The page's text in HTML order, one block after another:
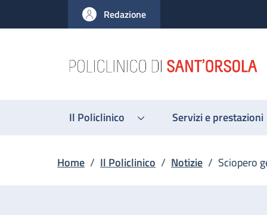
al contenuto principale
to footer content
Redazione
Il Policlinico Servizi e prestazioni
Briciole di pane
Home / Il Policlinico / Notizie / Sciopero